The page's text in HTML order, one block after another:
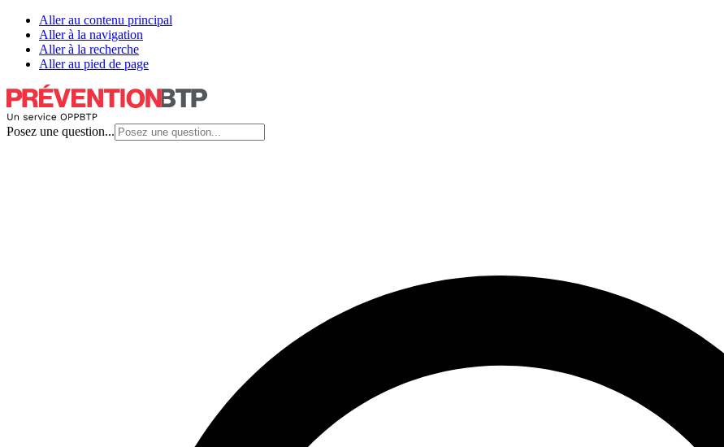
Aller au contenu principal
Aller à la navigation
Aller à la recherche
Aller au pied de page
Posez une question...